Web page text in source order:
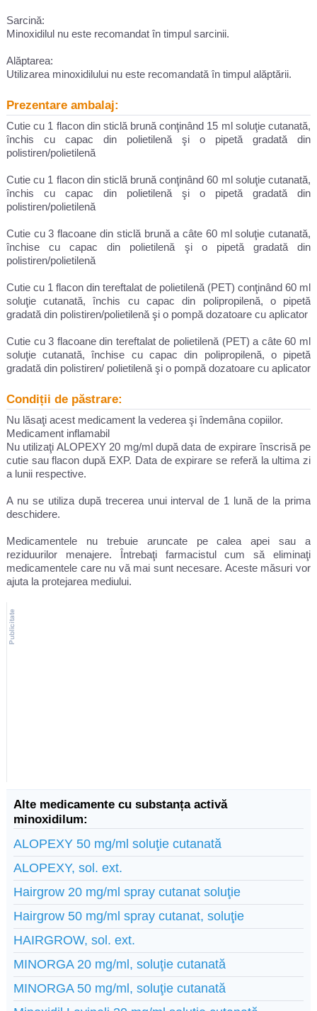
Sarcină:
Minoxidilul nu este recomandat în timpul sarcinii.
Alăptarea:
Utilizarea minoxidilului nu este recomandată în timpul alăptării.
Prezentare ambalaj:
Cutie cu 1 flacon din sticlă brună conţinând 15 ml soluţie cutanată,
închis cu capac din polietilenă şi o pipetă gradată din
polistiren/polietilenă
Cutie cu 1 flacon din sticlă brună conţinând 60 ml soluţie cutanată,
închis cu capac din polietilenă şi o pipetă gradată din
polistiren/polietilenă
Cutie cu 3 flacoane din sticlă brună a câte 60 ml soluţie cutanată,
închise cu capac din polietilenă şi o pipetă gradată din
polistiren/polietilenă
Cutie cu 1 flacon din tereftalat de polietilenă (PET) conţinând 60 ml
soluţie cutanată, închis cu capac din polipropilenă, o pipetă
gradată din polistiren/polietilenă şi o pompă dozatoare cu aplicator
Cutie cu 3 flacoane din tereftalat de polietilenă (PET) a câte 60 ml
soluţie cutanată, închise cu capac din polipropilenă, o pipetă
gradată din polistiren/ polietilenă şi o pompă dozatoare cu aplicator
Condiții de păstrare:
Nu lăsaţi acest medicament la vederea şi îndemâna copiilor.
Medicament inflamabil
Nu utilizaţi ALOPEXY 20 mg/ml după data de expirare înscrisă pe
cutie sau flacon după EXP. Data de expirare se referă la ultima zi
a lunii respective.
A nu se utiliza după trecerea unui interval de 1 lună de la prima
deschidere.
Medicamentele nu trebuie aruncate pe calea apei sau a
reziduurilor menajere. Întrebaţi farmacistul cum să eliminaţi
medicamentele care nu vă mai sunt necesare. Aceste măsuri vor
ajuta la protejarea mediului.
Alte medicamente cu substanța activă
minoxidilum:
ALOPEXY 50 mg/ml soluţie cutanată
ALOPEXY, sol. ext.
Hairgrow 20 mg/ml spray cutanat soluţie
Hairgrow 50 mg/ml spray cutanat, soluţie
HAIRGROW, sol. ext.
MINORGA 20 mg/ml, soluţie cutanată
MINORGA 50 mg/ml, soluţie cutanată